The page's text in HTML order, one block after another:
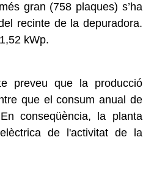
gran (758 plaques) s’ha
recinte de la depuradora.
kWp.
preveu que la producció
que el consum anual de
conseqüència, la planta
de l'activitat de la